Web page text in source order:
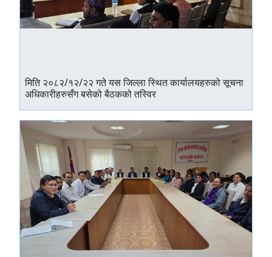
मिति २०८२/१२/२२ गते यस जिल्ला स्थित कार्यालयहरुको सूचना
अधिकारीहरुसँग बसेको बैठकको तस्विर